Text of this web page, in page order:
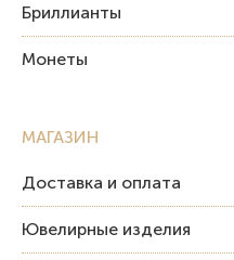
Бриллианты
Монеты
МАГАЗИН
Доставка и оплата
Ювелирные изделия